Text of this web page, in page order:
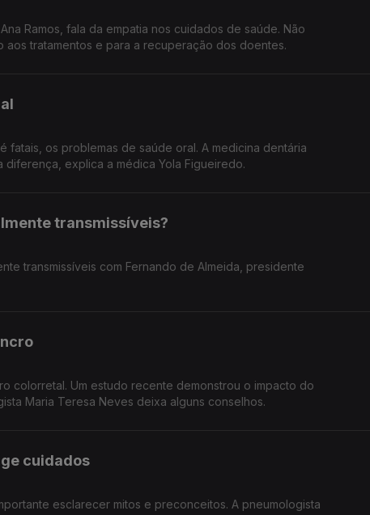
Ramos, fala da empatia nos cuidados de saúde. Não
tratamentos e para a recuperação dos doentes.
os problemas de saúde oral. A medicina dentária
explica a médica Yola Figueiredo.
transmissíveis?
transmissíveis com Fernando de Almeida, presidente
colorretal. Um estudo recente demonstrou o impacto do
Maria Teresa Neves deixa alguns conselhos.
cuidados
esclarecer mitos e preconceitos. A pneumologista